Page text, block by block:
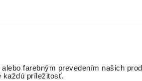
farebným prevedením našich
každú príležitosť.